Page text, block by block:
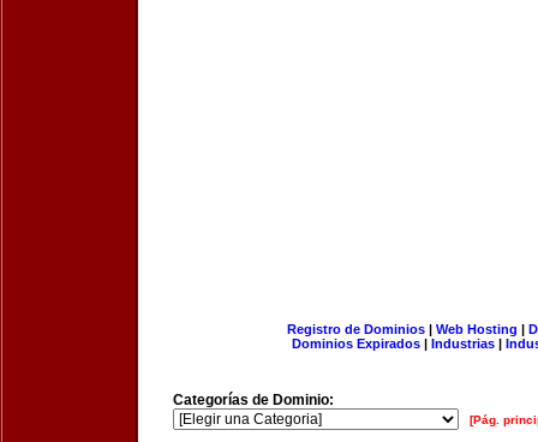
Registro de Dominios| Web Hosting |
Dominios Expirados | Industrias |
Categorías de Dominio:
[Pág.